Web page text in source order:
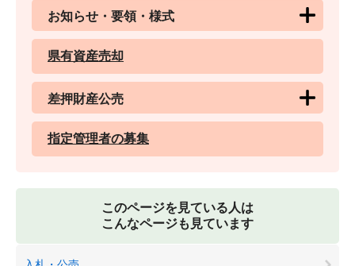
お知らせ・要領・様式
県有資産売却
差押財産公売
指定管理者の募集
このページを見ている人は
こんなページも見ています